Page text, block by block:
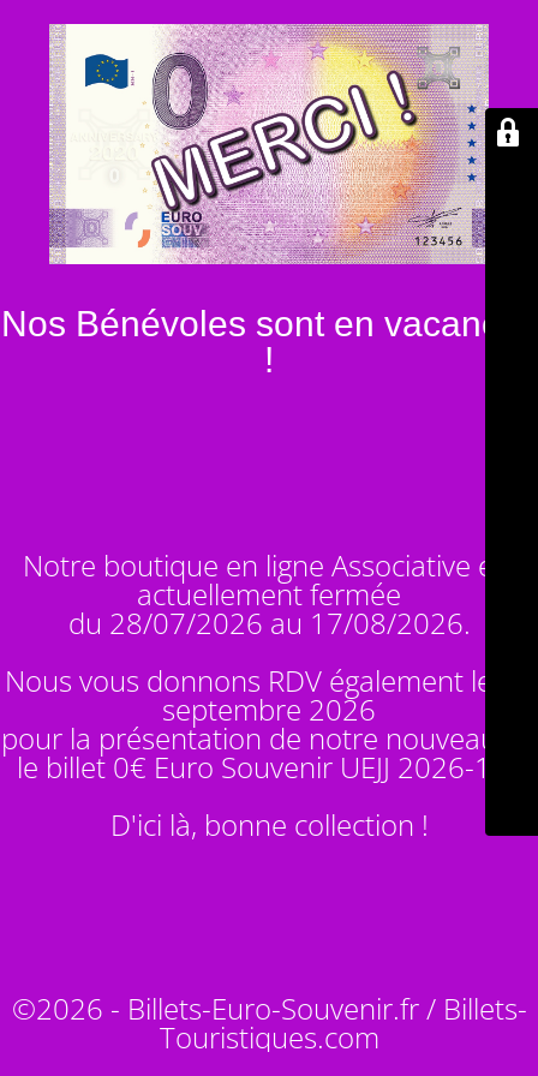
Nos Bénévoles sont en vacances
!
Notre boutique en ligne Associative est
actuellement fermée
du 28/07/2026 au 17/08/2026.
Nous vous donnons RDV également le 14
septembre 2026
pour la présentation de notre nouveauté :
le billet 0€ Euro Souvenir UEJJ 2026-10
D'ici là, bonne collection !
©2026 - Billets-Euro-Souvenir.fr / Billets-
Touristiques.com